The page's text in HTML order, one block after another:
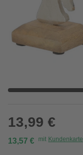
13,99 €
13,57 € mit Kundenkarte